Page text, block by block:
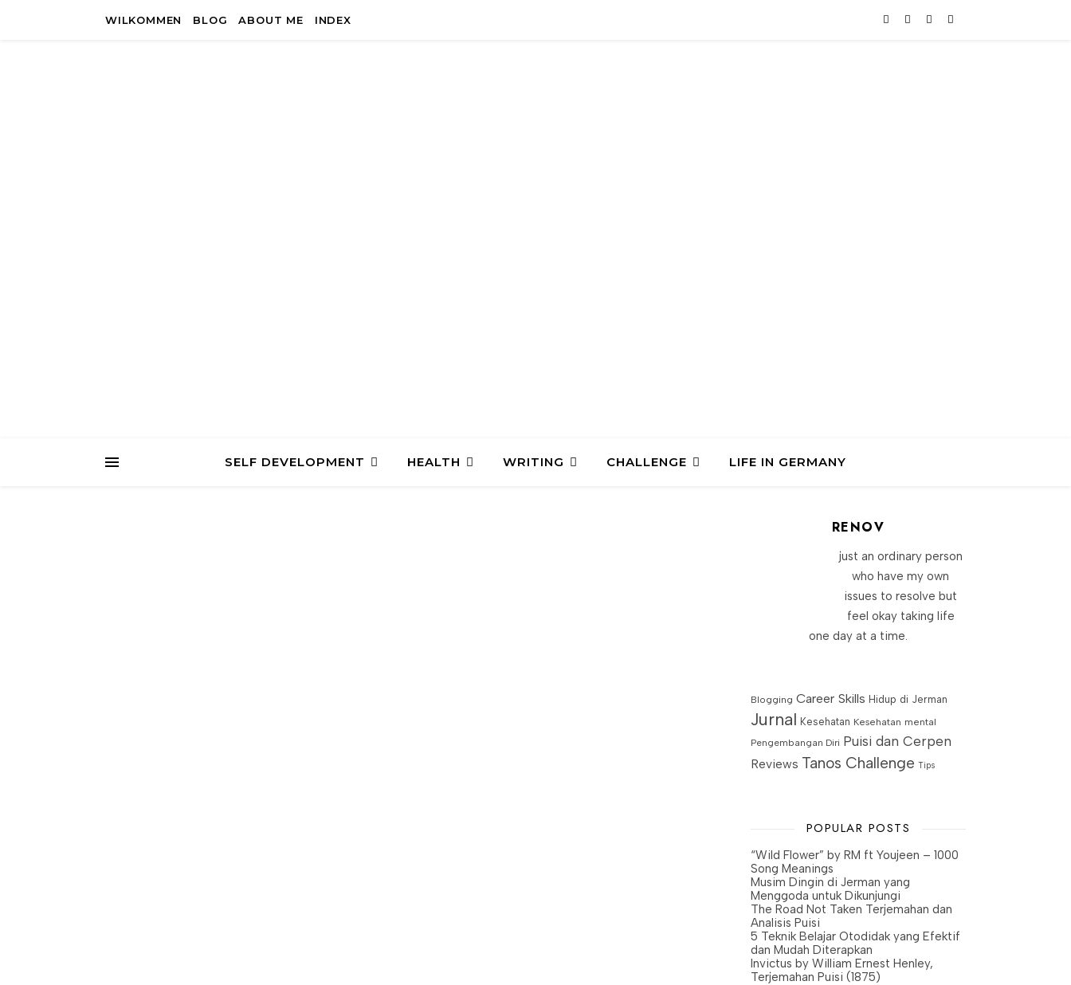
WILKOMMEN BLOG ABOUT ME INDEX
SELF DEVELOPMENT HEALTH WRITING CHALLENGE LIFE IN GERMANY
RENOV
just an ordinary person
who have my own
issues to resolve but
feel okay taking life
one day at a time.
Blogging Career Skills Hidup di Jerman
Jurnal Kesehatan Kesehatan mental
Pengembangan Diri Puisi dan Cerpen
Reviews Tanos Challenge Tips
POPULAR POSTS
“Wild Flower” by RM ft Youjeen – 1000
Song Meanings
Musim Dingin di Jerman yang
Menggoda untuk Dikunjungi
The Road Not Taken Terjemahan dan
Analisis Puisi
5 Teknik Belajar Otodidak yang Efektif
dan Mudah Diterapkan
Invictus by William Ernest Henley,
Terjemahan Puisi (1875)